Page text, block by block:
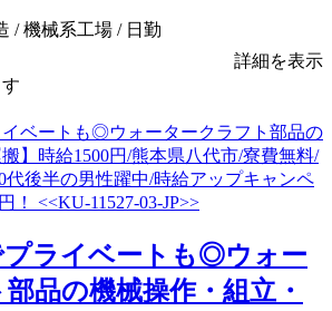
/ 機械系工場 / 日勤
詳細を表示
プライベートも◎ウォー
品の機械操作・組立・